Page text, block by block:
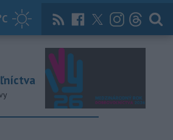
Magazín News Now Archív